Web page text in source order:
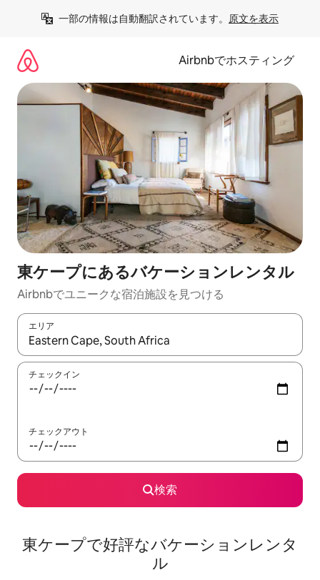
一部の情報は自動翻訳されています。 原文を表示
Airbnbでホスティング
東ケープにあるバケーションレンタル
Airbnbでユニークな宿泊施設を見つける
エリア
検索結果が表示されたら、上下の矢印キーを使って移動するか
チェックイン
チェックアウト
検索
東ケープで好評なバケーションレンタ
ル